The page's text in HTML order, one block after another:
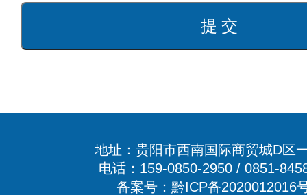
地址：贵阳市西南国际商贸城D区
电话：159-0850-2950 / 0851-
备案号：黔ICP备2020012016